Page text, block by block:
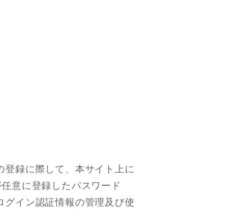
録に際して、本サイト上に
意に登録したパスワード
グイン認証情報の管理及び使